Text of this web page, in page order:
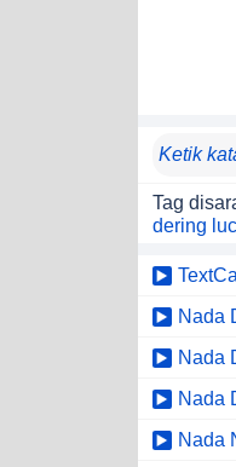
Tag
dering
Text
Nada
Nada
Nada
Nada